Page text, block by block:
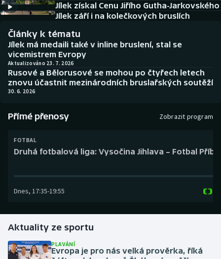
Baseball a softbal
Basketbal
Biatlon
Boby a skeleton
Box
Golf
Gymnastika
Soutěže
Historické návraty
Aplikace ČT sport
AZ kvíz
Jílek získal Cenu Jiřího Gutha-Jarkovského
Jílek září i na kolečkových bruslích
Články k tématu
Jílek má medaili také v inline bruslení, stal se
vicemistrem Evropy
Aktualizováno 23. 7. 2026
Rusové a Bělorusové se mohou po čtyřech letech
znovu účastnit mezinárodních bruslařských soutěží
30. 6. 2026
Přímé přenosy Zobrazit program
FOTBAL
Druhá fotbalová liga: Vysočina Jihlava – Fotbal
Dnes, 17:35-19:55
Aktuality ze sportu
PLAVÁNÍ
Evropa je pro nás velká prověrka, říká